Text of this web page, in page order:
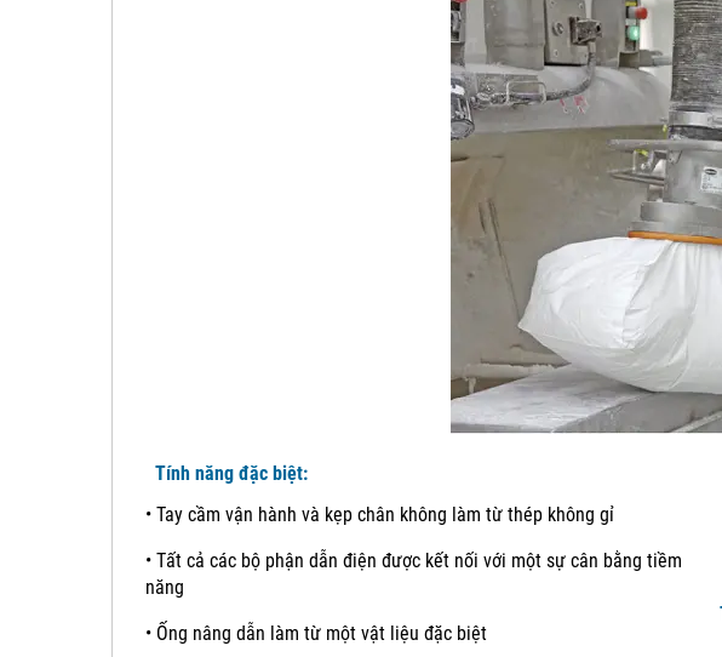
Tính năng đặc biệt:
• Tay cầm vận hành và kẹp chân không làm từ thép không gỉ
• Tất cả các bộ phận dẫn điện được kết nối với một sự cân bằng tiềm
năng
• Ống nâng dẫn làm từ một vật liệu đặc biệt